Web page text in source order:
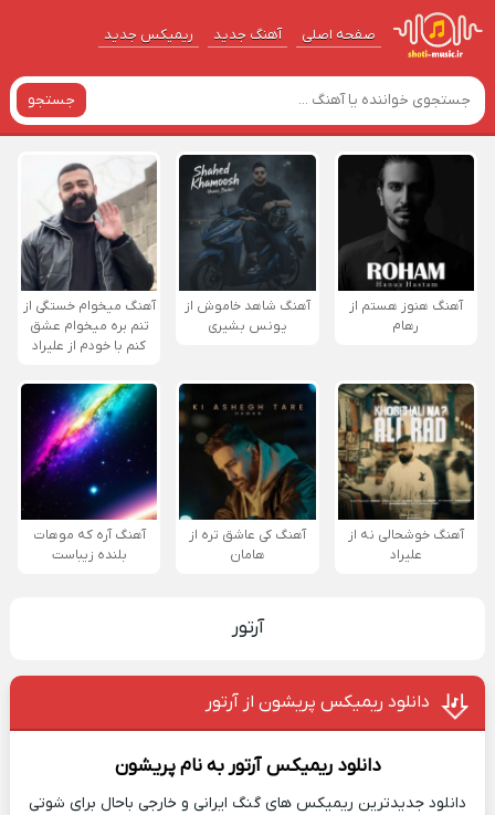
صفحه اصلی آهنگ‌ جدید ریمیکس جدید
جستجو
آهنگ هنوز هستم از
رهام
آهنگ شاهد خاموش از
یونس بشیری
آهنگ میخوام خستگی از
تنم بره میخوام عشق
کنم با خودم از علیراد
آهنگ خوشحالی نه از
علیراد
آهنگ کی عاشق تره از
هامان
آهنگ آره که موهات
بلنده زیباست
آرتور
دانلود ریمیکس پریشون از آرتور
دانلود ریمیکس آرتور به نامپریشون
دانلود جدیدترین ریمیکس های گنگ ایرانی و خارجی باحال برای شوتی